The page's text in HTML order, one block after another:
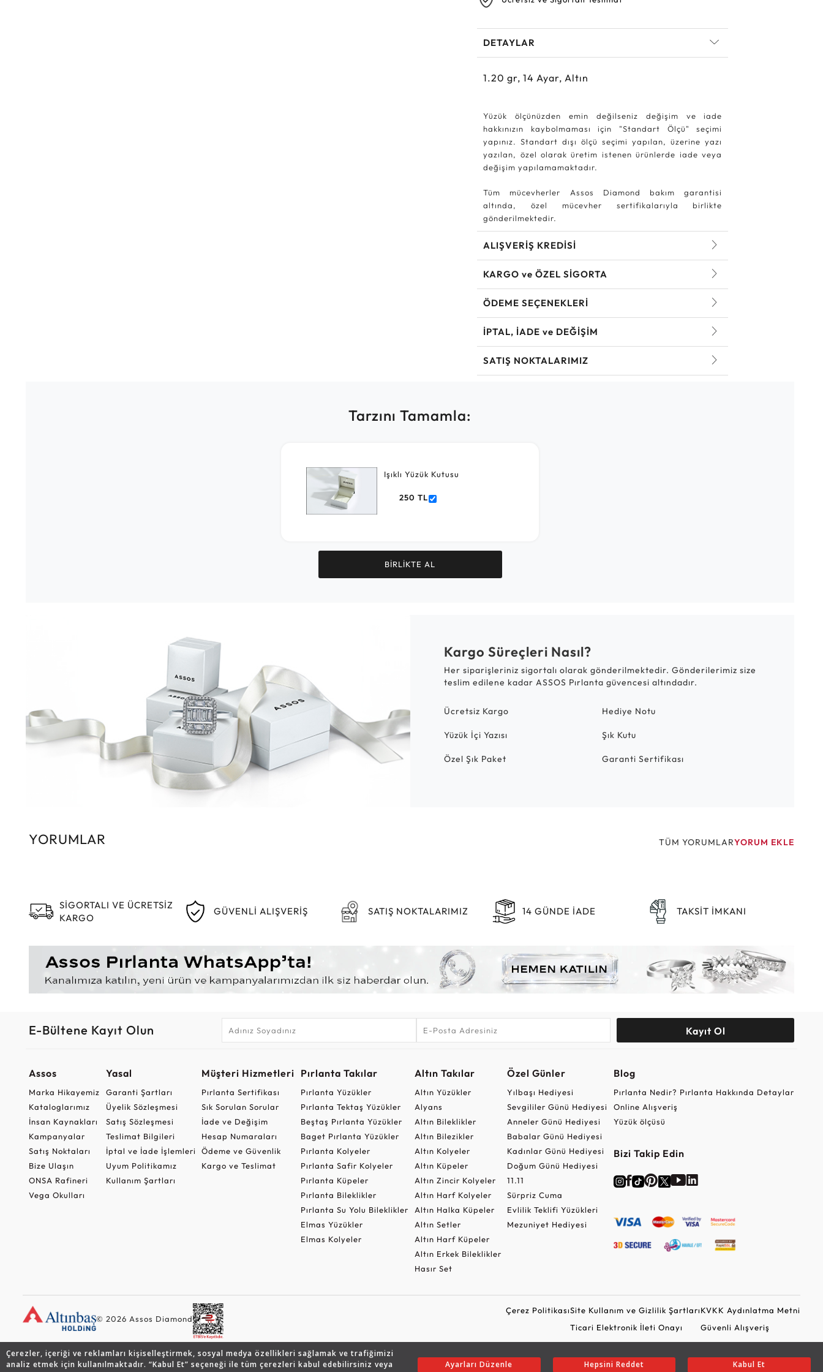
Çerezler, içeriği ve reklamları kişiselleştirmek, sosyal medya özellikleri sağlamak ve trafiğimizi
analiz etmek için kullanılmaktadır. “Kabul Et” seçeneği ile tüm çerezleri kabul edebilirsiniz veya
Ayarları Düzenle Hepsini Reddet Kabul Et
DETAYLAR
1.20gr,14Ayar, Altın
Yüzük ölçünüzden emin değilseniz değişim ve iade
hakkınızın kaybolmaması için "Standart Ölçü" seçimi
yapınız. Standart dışı ölçü seçimi yapılan, üzerine yazı
yazılan, özel olarak üretim istenen ürünlerde iade veya
değişim yapılamamaktadır.
Tüm mücevherler Assos Diamond bakım garantisi
altında, özel mücevher sertifikalarıyla birlikte
gönderilmektedir.
ALIŞVERİŞ KREDİSİ
KARGO ve ÖZEL SİGORTA
ÖDEME SEÇENEKLERİ
İPTAL, İADE ve DEĞİŞİM
SATIŞ NOKTALARIMIZ
Tarzını Tamamla:
Işıklı Yüzük Kutusu
250 TL
BİRLİKTE AL
Kargo Süreçleri Nasıl?
Her siparişleriniz sigortalı olarak gönderilmektedir. Gönderilerimiz size
teslim edilene kadar ASSOS Pırlanta güvencesi altındadır.
Ücretsiz Kargo Hediye Notu
Yüzük İçi Yazısı Şık Kutu
Özel Şık Paket Garanti Sertifikası
YORUMLAR TÜM YORUMLARYORUM EKLE
SİGORTALI VE ÜCRETSİZ
KARGO
GÜVENLİ ALIŞVERİŞ SATIŞ NOKTALARIMIZ 14 GÜNDE İADE TAKSİT İMKANI
E-Bültene Kayıt Olun Kayıt Ol
Assos
Marka Hikayemiz
Kataloglarımız
İnsan Kaynakları
Kampanyalar
Satış Noktaları
Bize Ulaşın
ONSA Rafineri
Vega Okulları
Yasal
Garanti Şartları
Üyelik Sözleşmesi
Satış Sözleşmesi
Teslimat Bilgileri
İptal ve İade İşlemleri
Uyum Politikamız
Kullanım Şartları
Müşteri Hizmetleri
Pırlanta Sertifikası
Sık Sorulan Sorular
İade ve Değişim
Hesap Numaraları
Ödeme ve Güvenlik
Kargo ve Teslimat
Pırlanta Takılar
Pırlanta Yüzükler
Pırlanta Tektaş Yüzükler
Beştaş Pırlanta Yüzükler
Baget Pırlanta Yüzükler
Pırlanta Kolyeler
Pırlanta Safir Kolyeler
Pırlanta Küpeler
Pırlanta Bileklikler
Pırlanta Su Yolu Bileklikler
Elmas Yüzükler
Elmas Kolyeler
Altın Takılar
Altın Yüzükler
Alyans
Altın Bileklikler
Altın Bilezikler
Altın Kolyeler
Altın Küpeler
Altın Zincir Kolyeler
Altın Harf Kolyeler
Altın Halka Küpeler
Altın Setler
Altın Harf Küpeler
Altın Erkek Bileklikler
Hasır Set
Özel Günler
Yılbaşı Hediyesi
Sevgililer Günü Hediyesi
Anneler Günü Hediyesi
Babalar Günü Hediyesi
Kadınlar Günü Hediyesi
Doğum Günü Hediyesi
11.11
Sürpriz Cuma
Evlilik Teklifi Yüzükleri
Mezuniyet Hediyesi
Blog
Pırlanta Nedir? Pırlanta Hakkında Detaylar
Online Alışveriş
Yüzük ölçüsü
Bizi Takip Edin
© 2026 Assos Diamond
Çerez PolitikasıSite Kullanım ve Gizlilik Şartları
Ticari Elektronik İleti Onayı
KVKK Aydınlatma Metni
Güvenli Alışveriş
Copyright © 2026 Assos Pırlanta - Bu sitenin tüm hakları saklıdır.